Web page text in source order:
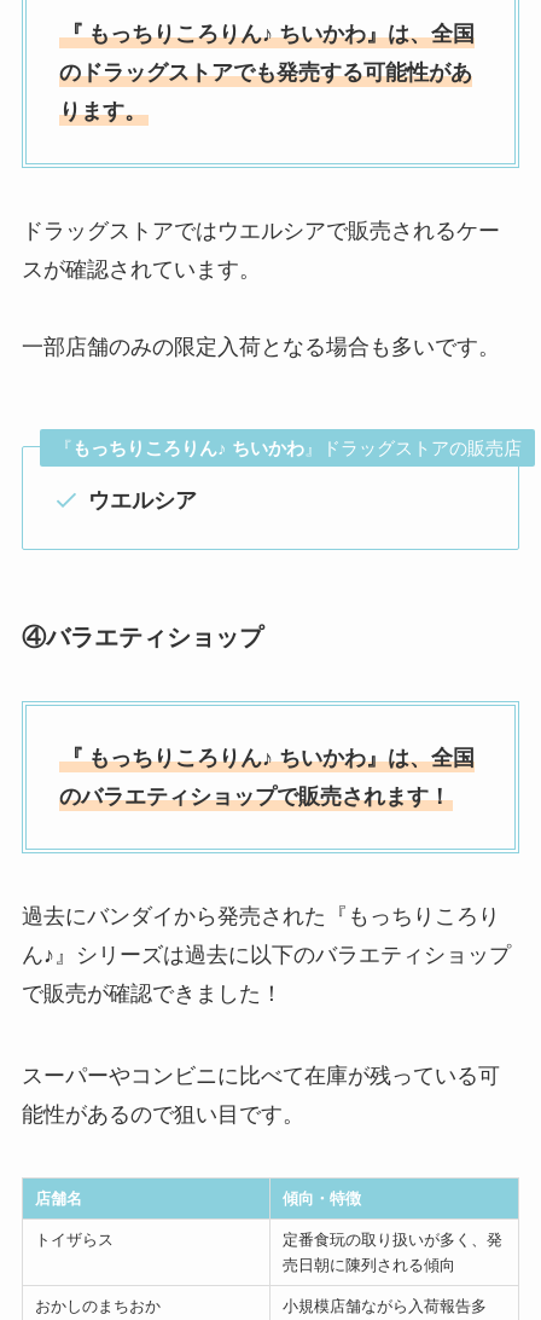
『 もっちりころりん♪ ちいかわ』は、全国
のドラッグストアでも発売する可能性があ
ります。
ドラッグストアではウエルシアで販売されるケー
スが確認されています。
一部店舗のみの限定入荷となる場合も多いです。
『 もっちりころりん♪ ちいかわ』ドラッグストアの販売店
ウエルシア
④バラエティショップ
『 もっちりころりん♪ ちいかわ』は、全国
のバラエティショップで販売されます！
過去にバンダイから発売された『もっちりころり
ん♪』シリーズは過去に以下のバラエティショップ
で販売が確認できました！
スーパーやコンビニに比べて在庫が残っている可
能性があるので狙い目です。
店舗名 傾向・特徴
トイザらス
定番食玩の取り扱いが多く、発
売日朝に陳列される傾向
おかしのまちおか
小規模店舗ながら入荷報告多